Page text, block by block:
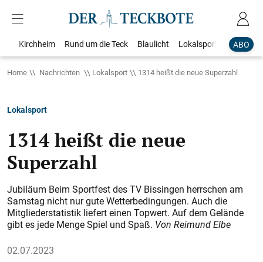
ABO
Kirchheim Rund um die Teck Blaulicht Lokalsport
Home Nachrichten Lokalsport 1314 heißt die neue Superzahl
Lokalsport
1314 heißt die neue
Superzahl
Jubiläum Beim Sportfest des TV Bissingen herrschen am
Samstag nicht nur gute Wetterbedingungen. Auch die
Mitgliederstatistik liefert einen Topwert. Auf dem Gelände
gibt es jede Menge Spiel und Spaß. Von Reimund Elbe
02.07.2023